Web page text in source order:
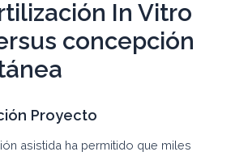
In Vitro
concepción
Proyecto
asistida ha permitido que miles